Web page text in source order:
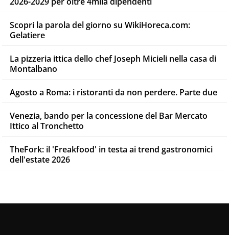
Scopri la parola del giorno su WikiHoreca.com:
Gelatiere
La pizzeria ittica dello chef Joseph Micieli nella casa di
Montalbano
Agosto a Roma: i ristoranti da non perdere. Parte due
Venezia, bando per la concessione del Bar Mercato
Ittico al Tronchetto
TheFork: il 'Freakfood' in testa ai trend gastronomici
dell'estate 2026